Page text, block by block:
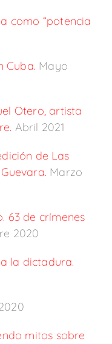
como “potencia
Cuba. Mayo
Otero, artista
Abril 2021
de Las
Marzo
63 de crímenes
2020
la dictadura.
mitos sobre